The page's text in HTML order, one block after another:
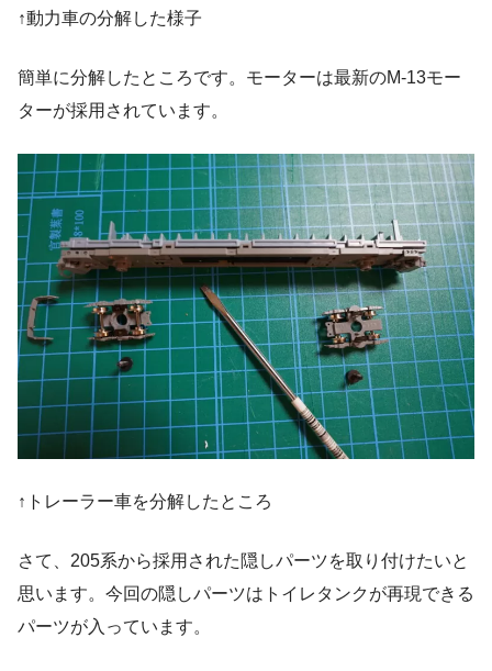
↑動力車の分解した様子
簡単に分解したところです。モーターは最新のM-13モー
ターが採用されています。
↑トレーラー車を分解したところ
さて、205系から採用された隠しパーツを取り付けたいと
思います。今回の隠しパーツはトイレタンクが再現できる
パーツが入っています。